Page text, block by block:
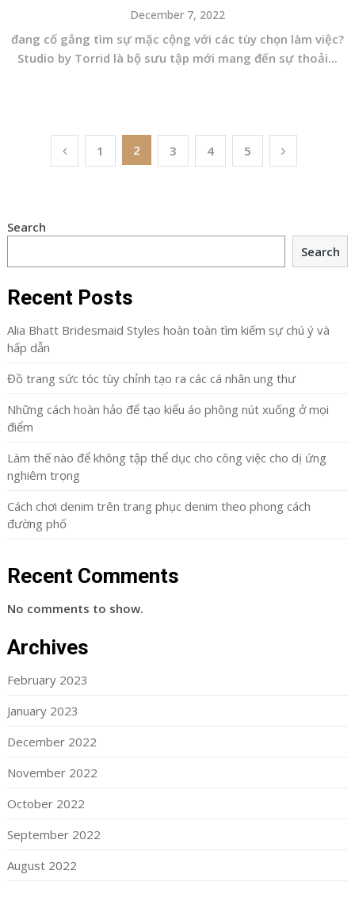
December 7, 2022
đang cố gắng tìm sự mặc cộng với các tùy chọn làm việc?
Studio by Torrid là bộ sưu tập mới mang đến sự thoải...
1 2 3 4 5
Search
Search
Recent Posts
Alia Bhatt Bridesmaid Styles hoàn toàn tìm kiếm sự chú ý và
hấp dẫn
Đồ trang sức tóc tùy chỉnh tạo ra các cá nhân ung thư
Những cách hoàn hảo để tạo kiểu áo phông nút xuống ở mọi
điểm
Làm thế nào để không tập thể dục cho công việc cho dị ứng
nghiêm trọng
Cách chơi denim trên trang phục denim theo phong cách
đường phố
Recent Comments
No comments to show.
Archives
February 2023
January 2023
December 2022
November 2022
October 2022
September 2022
August 2022